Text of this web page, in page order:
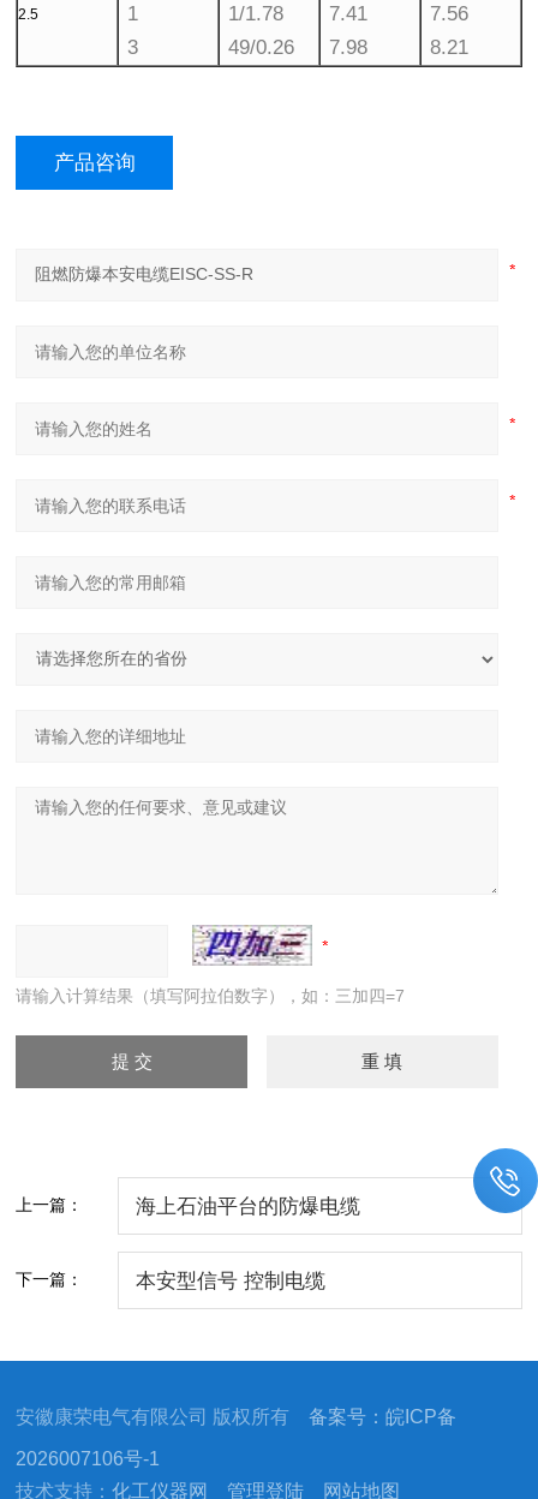
2.5
1
3
1/1.78
49/0.26
7.41
7.98
7.56
8.21
产品咨询
请输入计算结果（填写阿拉伯数字），如：三加四=7
上一篇： 海上石油平台的防爆电缆
下一篇： 本安型信号 控制电缆
安徽康荣电气有限公司 版权所有备案号：皖ICP备
2026007106号-1
技术支持：化工仪器网 管理登陆 网站地图